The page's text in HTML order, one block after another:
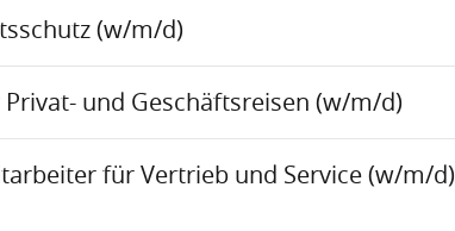
(w/m/d)
und Geschäftsreisen (w/m/d)
für Vertrieb und Service (w/m/d)